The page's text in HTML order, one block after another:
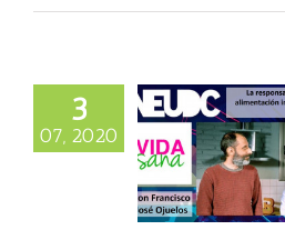
3
07, 2020
de la
infantil,
Sana» con